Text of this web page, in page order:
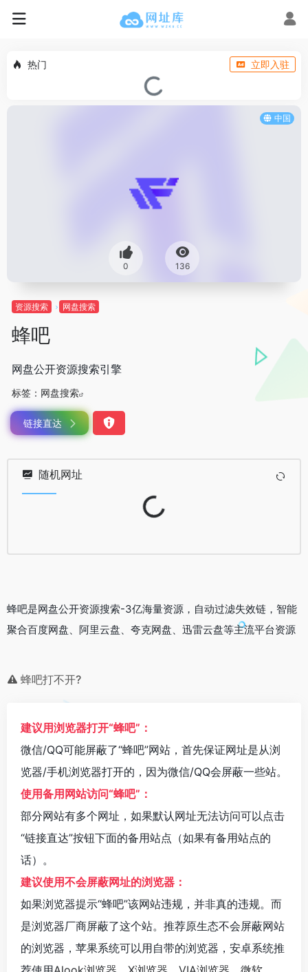
热门 立即入驻
中国
0 136
资源搜索 网盘搜索
蜂吧
网盘公开资源搜索引擎
标签： 网盘搜索
链接直达
随机网址
Loading...
蜂吧是网盘公开资源搜索-3亿海量资源，自动过滤失效链，智能
聚合百度网盘、阿里云盘、夸克网盘、迅雷云盘等主流平台资源
蜂吧打不开?
建议用浏览器打开“蜂吧”：
微信/QQ可能屏蔽了“蜂吧”网站，首先保证网址是从浏
览器/手机浏览器打开的，因为微信/QQ会屏蔽一些站。
使用备用网站访问“蜂吧”：
部分网站有多个网址，如果默认网址无法访问可以点击
“链接直达”按钮下面的备用站点（如果有备用站点的
话）。
建议使用不会屏蔽网址的浏览器：
如果浏览器提示“蜂吧”该网站违规，并非真的违规。而
是浏览器厂商屏蔽了这个站。推荐原生态不会屏蔽网站
的浏览器，苹果系统可以用自带的浏览器，安卓系统推